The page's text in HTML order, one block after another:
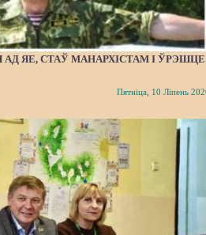
ЯЕ, СТАЎ МАНАРХІСТАМ І ЎРЭШЦЕ
Пятніца, 10 Ліпень